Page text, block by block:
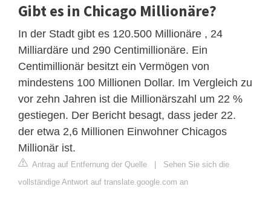
Gibt es in Chicago Millionäre?
In der Stadt gibt es 120.500 Millionäre , 24
Milliardäre und 290 Centimillionäre. Ein
Centimillionär besitzt ein Vermögen von
mindestens 100 Millionen Dollar. Im Vergleich zu
vor zehn Jahren ist die Millionärszahl um 22 %
gestiegen. Der Bericht besagt, dass jeder 22.
der etwa 2,6 Millionen Einwohner Chicagos
Millionär ist.
Antrag auf Entfernung der Quelle | Sehen Sie sich die
vollständige Antwort auf translate.google.com an